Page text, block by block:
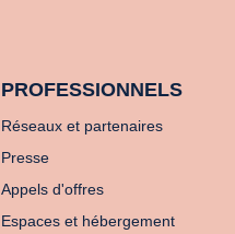
PROFESSIONNELS
Réseaux et partenaires
Presse
Appels d'offres
Espaces et hébergement